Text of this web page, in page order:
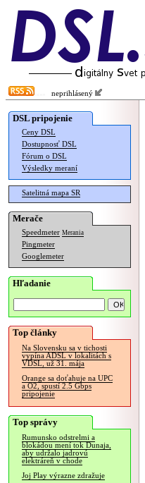
neprihlásený
DSL pripojenie
Ceny DSL
Dostupnosť DSL
Fórum o DSL
Výsledky meraní
Satelitná mapa SR
Merače
Speedmeter Merania
Pingmeter
Googlemeter
Hľadanie
Top články
Na Slovensku sa v tichosti
vypína ADSL v lokalitách s
VDSL, už 31. mája
Orange sa doťahuje na UPC
a O2, spustí 2.5 Gbps
pripojenie
Top správy
Rumunsko odstrelmi a
blokádou mení tok Dunaja,
aby udržalo jadrovú
elektráreň v chode
Joj Play výrazne zdražuje